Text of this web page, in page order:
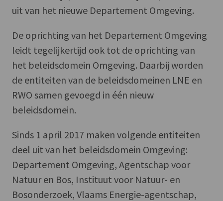
uit van het nieuwe Departement Omgeving.
De oprichting van het Departement Omgeving
leidt tegelijkertijd ook tot de oprichting van
het beleidsdomein Omgeving. Daarbij worden
de entiteiten van de beleidsdomeinen LNE en
RWO samen gevoegd in één nieuw
beleidsdomein.
Sinds 1 april 2017 maken volgende entiteiten
deel uit van het beleidsdomein Omgeving:
Departement Omgeving, Agentschap voor
Natuur en Bos, Instituut voor Natuur- en
Bosonderzoek, Vlaams Energie-agentschap,